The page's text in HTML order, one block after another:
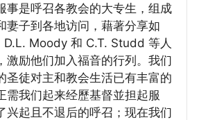
事是呼召各教会的大专生，组成
妻子到各地访问，藉著分享如
Moody 和 C.T. Studd 等人
激励他们加入福音的行列。我们
圣徒对主和教会生活已有丰富的
需我们起来经歷基督並担起服
兴起且不退后的呼召；现在我们